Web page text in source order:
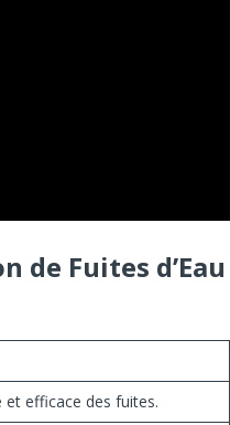
de Fuites d’Eau
et efficace des fuites.